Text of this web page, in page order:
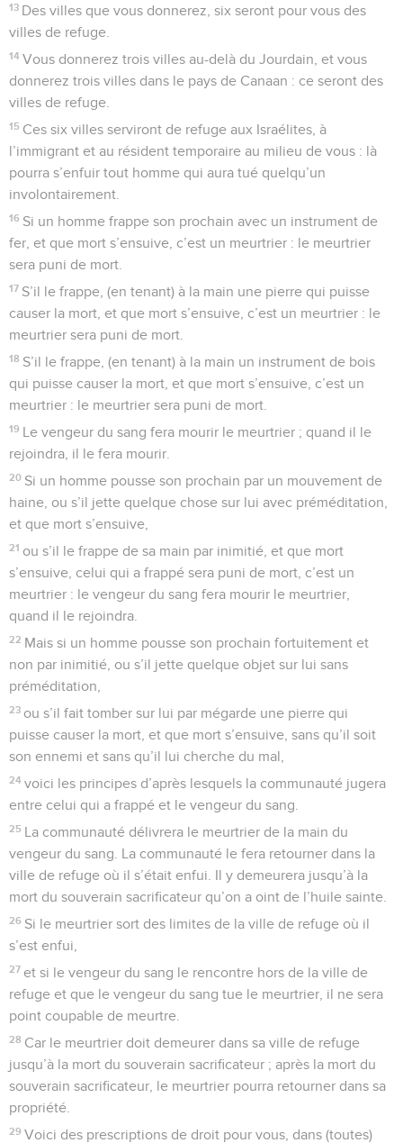
13 Des villes que vous donnerez, six seront pour vous des
villes de refuge.
14 Vous donnerez trois villes au-delà du Jourdain, et vous
donnerez trois villes dans le pays de Canaan : ce seront des
villes de refuge.
15 Ces six villes serviront de refuge aux Israélites, à
l’immigrant et au résident temporaire au milieu de vous : là
pourra s’enfuir tout homme qui aura tué quelqu’un
involontairement.
16 Si un homme frappe son prochain avec un instrument de
fer, et que mort s’ensuive, c’est un meurtrier : le meurtrier
sera puni de mort.
17 S’il le frappe, (en tenant) à la main une pierre qui puisse
causer la mort, et que mort s’ensuive, c’est un meurtrier : le
meurtrier sera puni de mort.
18 S’il le frappe, (en tenant) à la main un instrument de bois
qui puisse causer la mort, et que mort s’ensuive, c’est un
meurtrier : le meurtrier sera puni de mort.
19 Le vengeur du sang fera mourir le meurtrier ; quand il le
rejoindra, il le fera mourir.
20 Si un homme pousse son prochain par un mouvement de
haine, ou s’il jette quelque chose sur lui avec préméditation,
et que mort s’ensuive,
21 ou s’il le frappe de sa main par inimitié, et que mort
s’ensuive, celui qui a frappé sera puni de mort, c’est un
meurtrier : le vengeur du sang fera mourir le meurtrier,
quand il le rejoindra.
22 Mais si un homme pousse son prochain fortuitement et
non par inimitié, ou s’il jette quelque objet sur lui sans
préméditation,
23 ou s’il fait tomber sur lui par mégarde une pierre qui
puisse causer la mort, et que mort s’ensuive, sans qu’il soit
son ennemi et sans qu’il lui cherche du mal,
24 voici les principes d’après lesquels la communauté jugera
entre celui qui a frappé et le vengeur du sang.
25 La communauté délivrera le meurtrier de la main du
vengeur du sang. La communauté le fera retourner dans la
ville de refuge où il s’était enfui. Il y demeurera jusqu’à la
mort du souverain sacrificateur qu’on a oint de l’huile sainte.
26 Si le meurtrier sort des limites de la ville de refuge où il
s’est enfui,
27 et si le vengeur du sang le rencontre hors de la ville de
refuge et que le vengeur du sang tue le meurtrier, il ne sera
point coupable de meurtre.
28 Car le meurtrier doit demeurer dans sa ville de refuge
jusqu’à la mort du souverain sacrificateur ; après la mort du
souverain sacrificateur, le meurtrier pourra retourner dans sa
propriété.
29 Voici des prescriptions de droit pour vous, dans (toutes)